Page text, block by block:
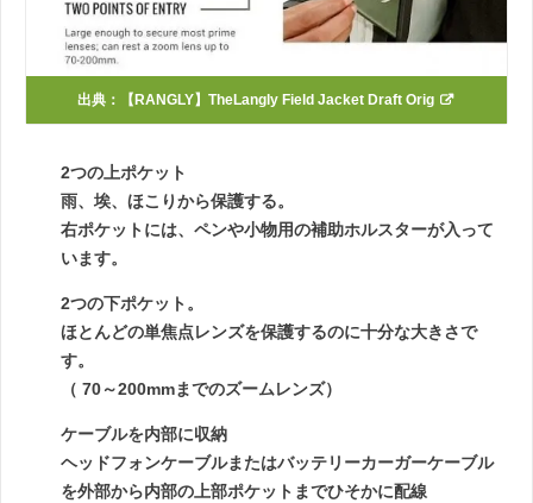
出典： 【RANGLY】TheLangly Field Jacket Draft Orig
2つの上ポケット
雨、埃、ほこりから保護する。
右ポケットには、ペンや小物用の補助ホルスターが入って
います。
2つの下ポケット。
ほとんどの単焦点レンズを保護するのに十分な大きさで
す。
（ 70～200mmまでのズームレンズ）
ケーブルを内部に収納
ヘッドフォンケーブルまたはバッテリーカーガーケーブル
を外部から内部の上部ポケットまでひそかに配線